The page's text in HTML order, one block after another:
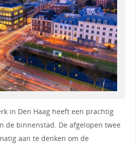
in Den Haag heeft een prachtig
de binnenstad. De afgelopen twee
aan te denken om de